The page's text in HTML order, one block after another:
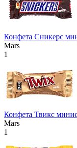
Конфета Сникерс
Mars
1
Конфета Твикс
Mars
1